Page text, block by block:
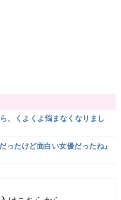
、くよくよ悩まなくなりまし
ったけど面白い女優だったね』